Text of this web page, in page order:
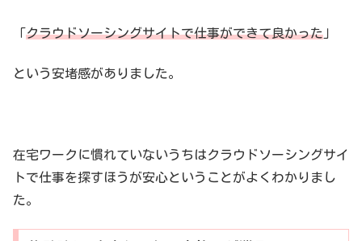
「クラウドソーシングサイトで仕事ができて良かった 」
という安堵感がありました。
在宅ワークに慣れていないうちはクラウドソーシングサイ
トで仕事を探すほうが安心ということがよくわかりまし
た。